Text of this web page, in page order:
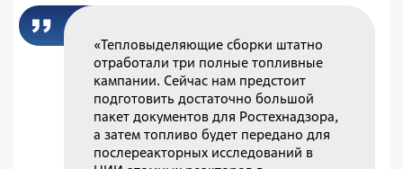
«Тепловыделяющие сборки штатно
отработали три полные топливные
кампании. Сейчас нам предстоит
подготовить достаточно большой
пакет документов для Ростехнадзора,
а затем топливо будет передано для
послереакторных исследований в